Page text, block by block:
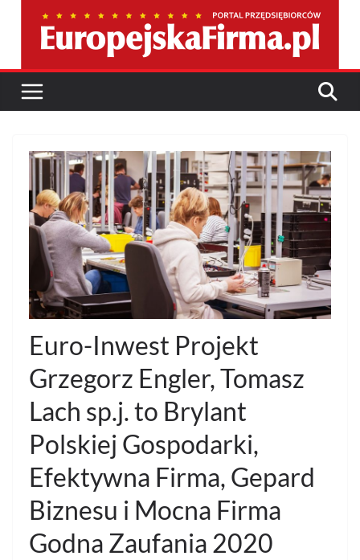
Euro-Inwest Projekt
Grzegorz Engler, Tomasz
Lach sp.j. to Brylant
Polskiej Gospodarki,
Efektywna Firma, Gepard
Biznesu i Mocna Firma
Godna Zaufania 2020